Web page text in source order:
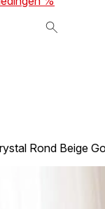
Rond Beige
zijn voor de